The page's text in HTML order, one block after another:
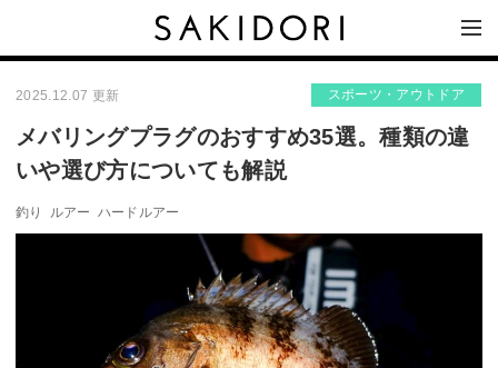
2025.12.07 更新 スポーツ・アウトドア
メバリングプラグのおすすめ35選。種類の違
いや選び方についても解説
釣り ルアー ハードルアー